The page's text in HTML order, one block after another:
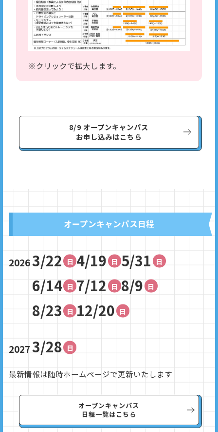
※クリックで拡大します。
8/9 オープンキャンパス
お申し込みはこちら
オープンキャンパス日程
20263/22 4/19
5/31
6/14
7/12
8/9
8/23
12/20
20273/28
最新情報は随時ホームページで更新いたします
オープンキャンパス
日程一覧はこちら